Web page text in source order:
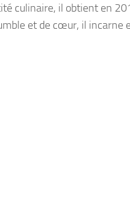
culinaire, il obtient en
et de cœur, il incarne